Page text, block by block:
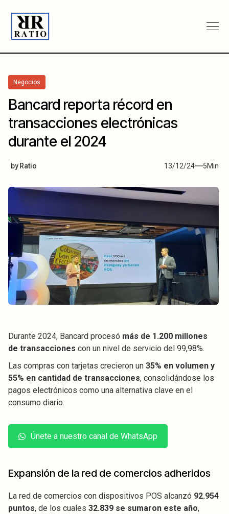
Negocios
Bancard reporta récord en
transacciones electrónicas
durante el 2024
by Ratio 13/12/24 5Min
Durante 2024, Bancard procesó más de 1.200 millones
de transacciones con un nivel de servicio del 99,98%.
Las compras con tarjetas crecieron un 35% en volumen y
55% en cantidad de transacciones, consolidándose los
pagos electrónicos como una alternativa clave en el
consumo diario.
Únete a nuestro canal de WhatsApp
Expansión de la red de comercios adheridos
La red de comercios con dispositivos POS alcanzó 92.954
puntos, de los cuales 32.839 se sumaron este año,